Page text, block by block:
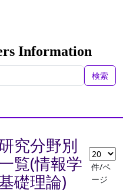
Information
検索
究分野別
覧(情報学
礎理論)
件/ペ
ージ